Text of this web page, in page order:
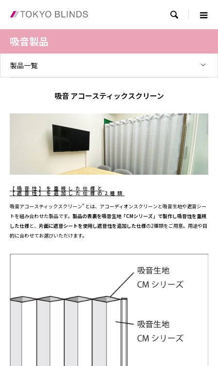

吸音製品
製品一覧
吸音 アコースティックスクリーン
【吸音性】を重視した仕様と
【遮音性】を追加した仕様の2種類
吸音アコースティックスクリーン® とは、アコーディオンスクリーンと吸音生地や遮音シー
トを組み合わせた製品です。 製品の表裏を吸音生地「CMシリーズ」で製作し吸音性を重視
した仕様と、 片面に遮音シートを使用し遮音性を追加した仕様の2種類をご用意。用途や目
的に合わせてお選びいただけます。